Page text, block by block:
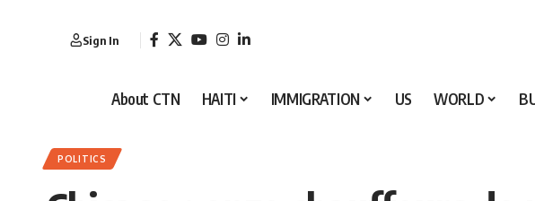
Sign In
About CTN HAITI IMMIGRATION US WORLD
POLITICS